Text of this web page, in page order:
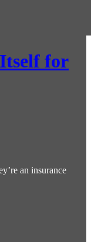
for
an insurance